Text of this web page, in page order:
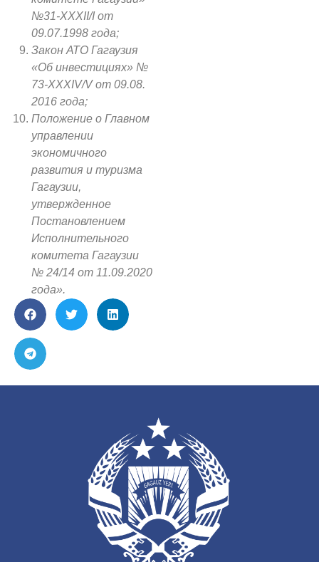
№31-XXXII/I от
09.07.1998 года;
Закон АТО Гагаузия
«Об инвестициях» №
73-XXXIV/V от 09.08.
2016 года;
Положение о Главном
управлении
экономичного
развития и туризма
Гагаузии,
утвержденное
Постановлением
Исполнительного
комитета Гагаузии
№ 24/14 от 11.09.2020
года».